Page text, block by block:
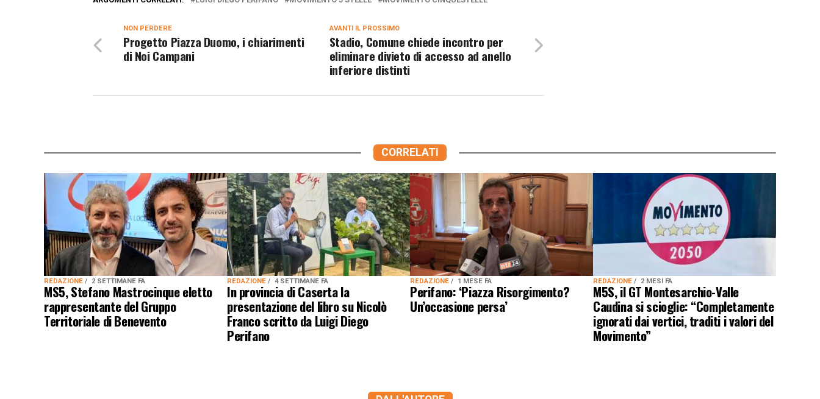
AVANTI IL ​​PROSSIMO
Stadio, Comune chiede incontro per
eliminare divieto di accesso ad anello
inferiore distinti
NON PERDERE
Progetto Piazza Duomo, i chiarimenti
di Noi Campani
CORRELATI
REDAZIONE 2 SETTIMANE FA
MS5, Stefano Mastrocinque eletto
rappresentante del Gruppo
Territoriale di Benevento
REDAZIONE 4 SETTIMANE FA
In provincia di Caserta la
presentazione del libro su Nicolò
Franco scritto da Luigi Diego
Perifano
REDAZIONE 1 MESE FA
Perifano: ‘Piazza Risorgimento?
Un’occasione persa’
REDAZIONE 2 MESI FA
M5S, il GT Montesarchio-Valle
Caudina si scioglie: “Completamente
ignorati dai vertici, traditi i valori del
Movimento”